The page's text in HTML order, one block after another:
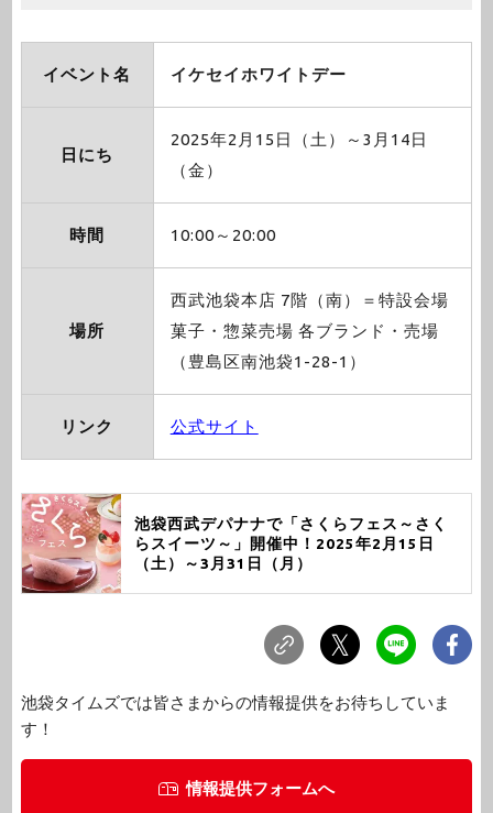
イベント名 イケセイホワイトデー
日にち
2025年2月15日（土）～3月14日
（金）
時間 10:00～20:00
場所
西武池袋本店 7階（南）＝特設会場
菓子・惣菜売場 各ブランド・売場
（豊島区南池袋1-28-1）
リンク 公式サイト
池袋西武デパナナで「さくらフェス～さく
らスイーツ～」開催中！2025年2月15日
（土）～3月31日（月）
池袋タイムズでは皆さまからの情報提供をお待ちしていま
す！
情報提供フォームへ